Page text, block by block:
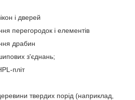
і дверей
перегородок і елементів
драбин
з'єднань;
пліт
твердих порід (наприклад,